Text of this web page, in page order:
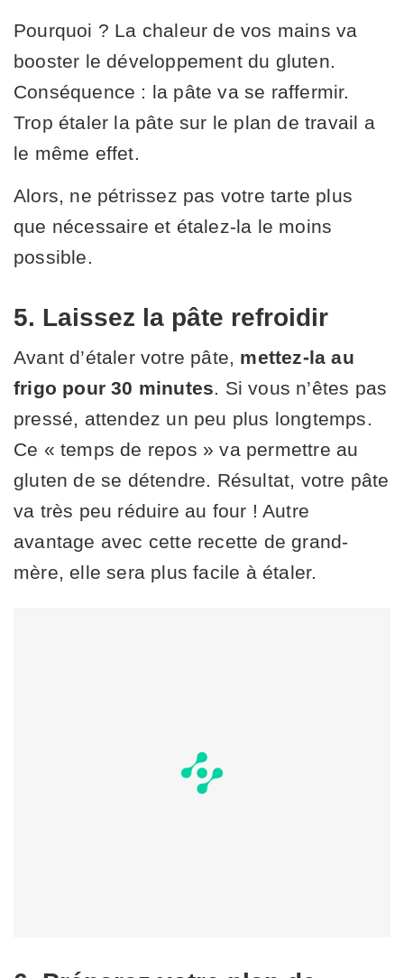
Pourquoi ? La chaleur de vos mains va
booster le développement du gluten.
Conséquence : la pâte va se raffermir.
Trop étaler la pâte sur le plan de travail a
le même effet.
Alors, ne pétrissez pas votre tarte plus
que nécessaire et étalez-la le moins
possible.
5. Laissez la pâte refroidir
Avant d’étaler votre pâte, mettez-la au
frigo pour 30 minutes . Si vous n’êtes pas
pressé, attendez un peu plus longtemps.
Ce « temps de repos » va permettre au
gluten de se détendre. Résultat, votre pâte
va très peu réduire au four ! Autre
avantage avec cette recette de grand-
mère, elle sera plus facile à étaler.